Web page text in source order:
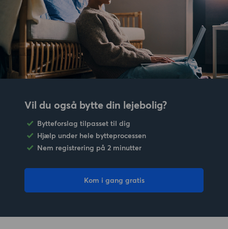
Vil du også bytte din lejebolig?
Bytteforslag tilpasset til dig
Hjælp under hele bytteprocessen
Nem registrering på 2 minutter
Kom i gang gratis